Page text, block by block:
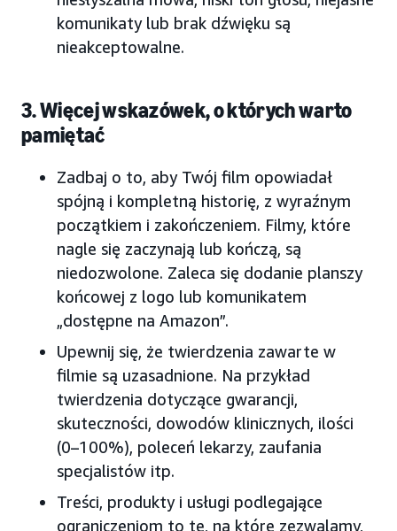
komunikaty lub brak dźwięku są
nieakceptowalne.
3. Więcej wskazówek, o których warto
pamiętać
Zadbaj o to, aby Twój film opowiadał
spójną i kompletną historię, z wyraźnym
początkiem i zakończeniem. Filmy, które
nagle się zaczynają lub kończą, są
niedozwolone. Zaleca się dodanie planszy
końcowej z logo lub komunikatem
„dostępne na Amazon”.
Upewnij się, że twierdzenia zawarte w
filmie są uzasadnione. Na przykład
twierdzenia dotyczące gwarancji,
skuteczności, dowodów klinicznych, ilości
(0–100%), poleceń lekarzy, zaufania
specjalistów itp.
Treści, produkty i usługi podlegające
ograniczeniom to te, na które zezwalamy,